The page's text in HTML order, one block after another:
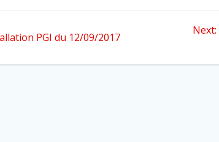
PGI du 12/09/2017
Next: